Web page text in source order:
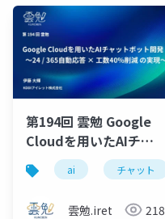
第194回 雲勉 Google
Cloudを用いたAIチャ
ットボット開発〜24 /
365自動応答 × 工数
40%削減 の実現〜
ai チャット
雲勉.iret 218